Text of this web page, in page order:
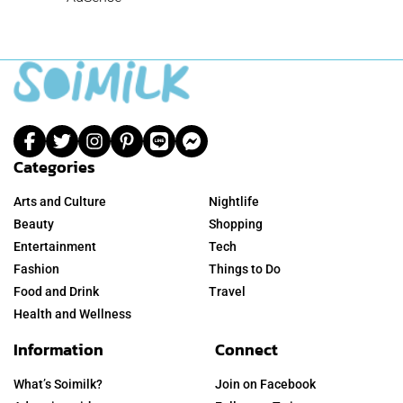
Categories
Arts and Culture
Beauty
Entertainment
Fashion
Food and Drink
Health and Wellness
Nightlife
Shopping
Tech
Things to Do
Travel
Information
What’s Soimilk?
Connect
Join on Facebook